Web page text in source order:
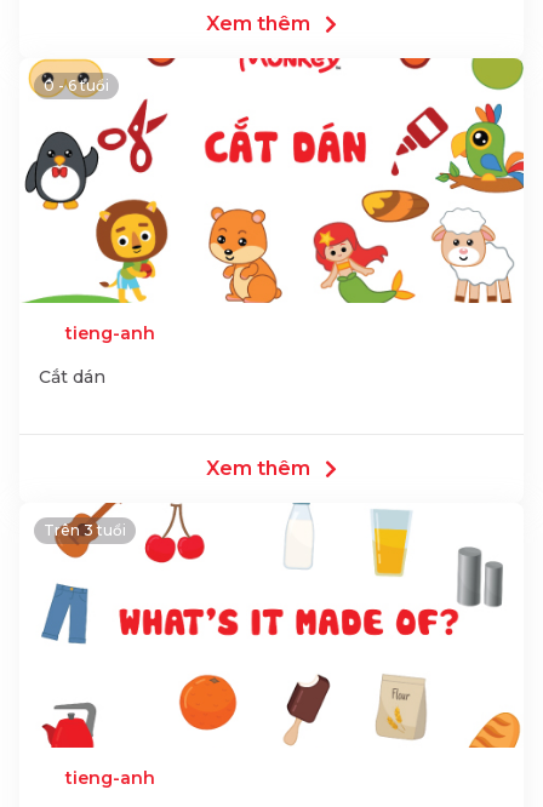
Xem thêm
0 - 6 tuổi
tieng-anh
Cắt dán
Xem thêm
Trên 3 tuổi
tieng-anh